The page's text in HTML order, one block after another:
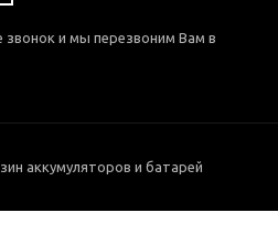
звонок и мы перезвоним Вам в
аккумуляторов и батарей